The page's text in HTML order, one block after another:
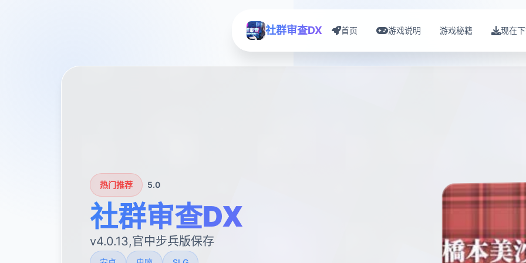
社群审查DX 首页 游戏说明 游戏秘籍 现在
热门推荐 5.0
社群审查DX
v4.0.13,官中步兵版保存